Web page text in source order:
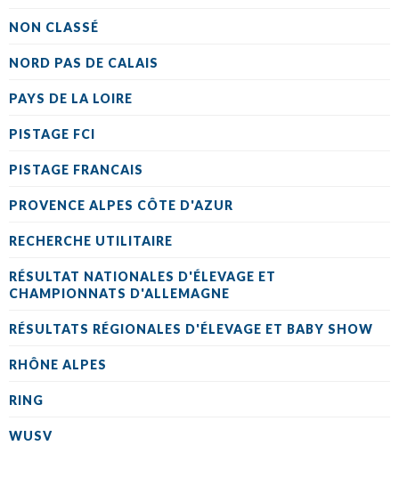
NON CLASSÉ
NORD PAS DE CALAIS
PAYS DE LA LOIRE
PISTAGE FCI
PISTAGE FRANCAIS
PROVENCE ALPES CÔTE D'AZUR
RECHERCHE UTILITAIRE
RÉSULTAT NATIONALES D'ÉLEVAGE ET
CHAMPIONNATS D'ALLEMAGNE
RÉSULTATS RÉGIONALES D'ÉLEVAGE ET BABY SHOW
RHÔNE ALPES
RING
WUSV